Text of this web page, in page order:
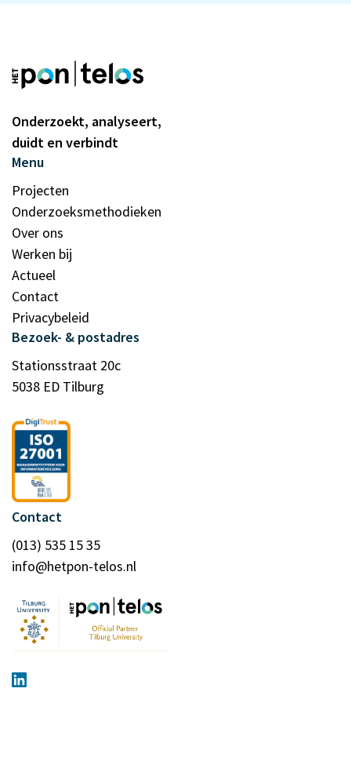
Onderzoekt, analyseert,
duidt en verbindt
Menu
Projecten
Onderzoeksmethodieken
Over ons
Werken bij
Actueel
Contact
Privacybeleid
Bezoek- & postadres
Stationsstraat 20c
5038 ED Tilburg
Contact
(013) 535 15 35
info@hetpon-telos.nl